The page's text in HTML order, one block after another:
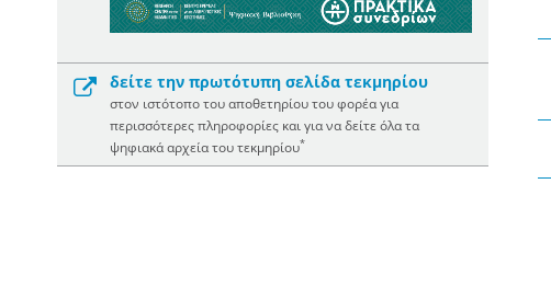
δείτε την πρωτότυπη σελίδα τεκμηρίου
στον ιστότοπο του αποθετηρίου του φορέα για
περισσότερες πληροφορίες και για να δείτε όλα τα
ψηφιακά αρχεία του τεκμηρίου*